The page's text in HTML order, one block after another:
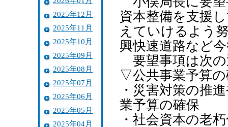
2025年12月
2025年11月
2025年10月
2025年09月
2025年08月
2025年07月
2025年06月
2025年05月
2025年04月
資本整備を支援
えていけるよう
興快速道路など
要望事項は次
▽公共事業予算
・災害対策の推
業予算の確保
・社会資本の老